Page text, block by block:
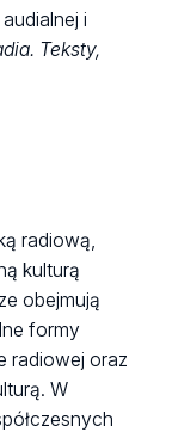
i
Teksty,
radiową,
kulturą
obejmują
formy
radiowej oraz
W